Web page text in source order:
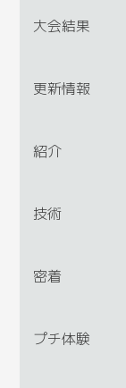
大会結果
更新情報
紹介
技術
密着
プチ体験